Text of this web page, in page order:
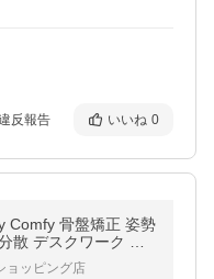
反報告 いいね 0
Comfy 骨盤矯正 姿勢
散 デスクワーク ボ
ア M RC-1220
ョッピング店